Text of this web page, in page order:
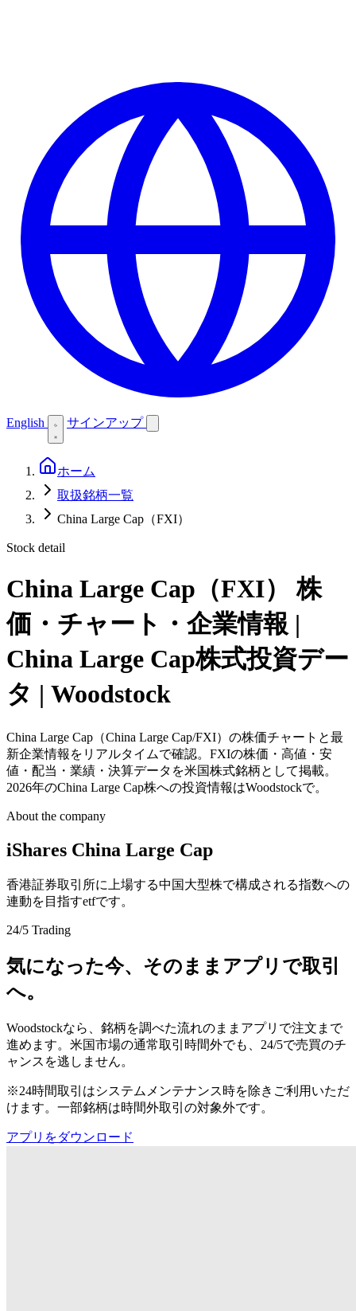
English サインアップ
ホーム
取扱銘柄一覧
China Large Cap（FXI）
Stock detail
China Large Cap（FXI）
株
価・チャート・企業情報 |
China Large Cap株式投資デー
タ | Woodstock
China Large Cap（China Large Cap/FXI）の株価チャートと最
新企業情報をリアルタイムで確認。FXIの株価・高値・安
値・配当・業績・決算データを米国株式銘柄として掲載。
2026年のChina Large Cap株への投資情報はWoodstockで。
About the company
iShares China Large Cap
香港証券取引所に上場する中国大型株で構成される指数への
連動を目指すetfです。
24/5 Trading
気になった今、そのままアプリで取引
へ。
Woodstockなら、銘柄を調べた流れのままアプリで注文まで
進めます。米国市場の通常取引時間外でも、24/5で売買のチ
ャンスを逃しません。
※24時間取引はシステムメンテナンス時を除きご利用いただ
けます。一部銘柄は時間外取引の対象外です。
アプリをダウンロード